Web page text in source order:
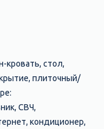
кровать, стол,
плиточный/
СВЧ,
кондиционер,